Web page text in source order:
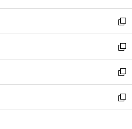
開
く
ウ
で
開
く
ン
ド
ウ
で
開
く
ウ
ィ
ン
ド
ウ
で
開
く
し
い
ウ
ィ
ン
ド
ウ
で
開
新
し
い
ウ
ィ
ン
ド
ウ
新
し
い
ウ
ィ
ン
新
し
い
ウ
新
し